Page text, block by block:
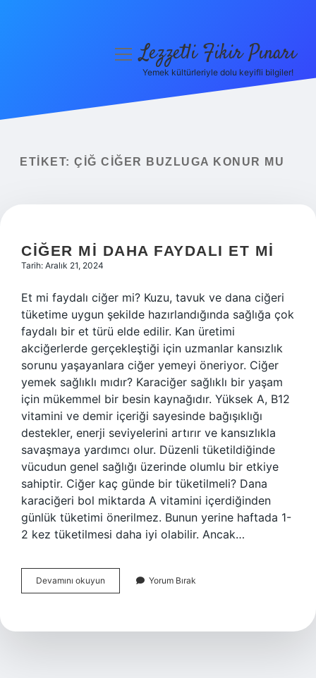
Yasal Uyarı
menüyüLezzetli Fikir Pınarı
Yemek kültürleriyle dolu keyifli bilgiler!
ETIKET: ÇIĞ CIĞER BUZLUGA KONUR MU
CIĞER MI DAHA FAYDALI ET MI
Tarih: Aralık 21, 2024
Et mi faydalı ciğer mi? Kuzu, tavuk ve dana ciğeri
tüketime uygun şekilde hazırlandığında sağlığa çok
faydalı bir et türü elde edilir. Kan üretimi
akciğerlerde gerçekleştiği için uzmanlar kansızlık
sorunu yaşayanlara ciğer yemeyi öneriyor. Ciğer
yemek sağlıklı mıdır? Karaciğer sağlıklı bir yaşam
için mükemmel bir besin kaynağıdır. Yüksek A, B12
vitamini ve demir içeriği sayesinde bağışıklığı
destekler, enerji seviyelerini artırır ve kansızlıkla
savaşmaya yardımcı olur. Düzenli tüketildiğinde
vücudun genel sağlığı üzerinde olumlu bir etkiye
sahiptir. Ciğer kaç günde bir tüketilmeli? Dana
karaciğeri bol miktarda A vitamini içerdiğinden
günlük tüketimi önerilmez. Bunun yerine haftada 1-
2 kez tüketilmesi daha iyi olabilir. Ancak…
Devamını okuyun
Mi
Et
Yorum Bırak